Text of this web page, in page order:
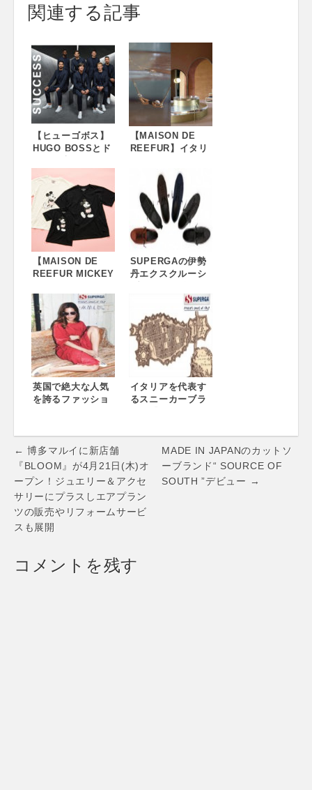
関連する記事
【ヒューゴボス】
HUGO BOSSとド
#ReDefiningSucc
ess DRESSED
For SUCCESS
【MAISON DE
REEFUR】イタリ
ブランド
「ALIITA（アリー
タ）」のPOP UP
SHOPを開催
【MAISON DE
REEFUR MICKEY
COLLECTION】
MAISON DE
REEFURより
「Mickey
Mouse(ミッキーマ
ウス)」のスペシャ
ルなコレクション
が登場します。
SUPERGAの伊勢
丹エクスクルーシ
GENTS』
英国で絶大な人気
を誇るファッショ
Gala
Gonzarez「AMLU
L」コレクションを
発売
イタリアを代表す
るスニーカーブラ
Collection”が登場
Post
navigation
← 博多マルイに新店舗
『BLOOM』が4月21日(木)オ
ープン！ジュエリー＆アクセ
サリーにプラスしエアプラン
ツの販売やリフォームサービ
スも展開
MADE IN JAPANのカットソ
ーブランド“ SOURCE OF
SOUTH ”デビュー →
コメントを残す